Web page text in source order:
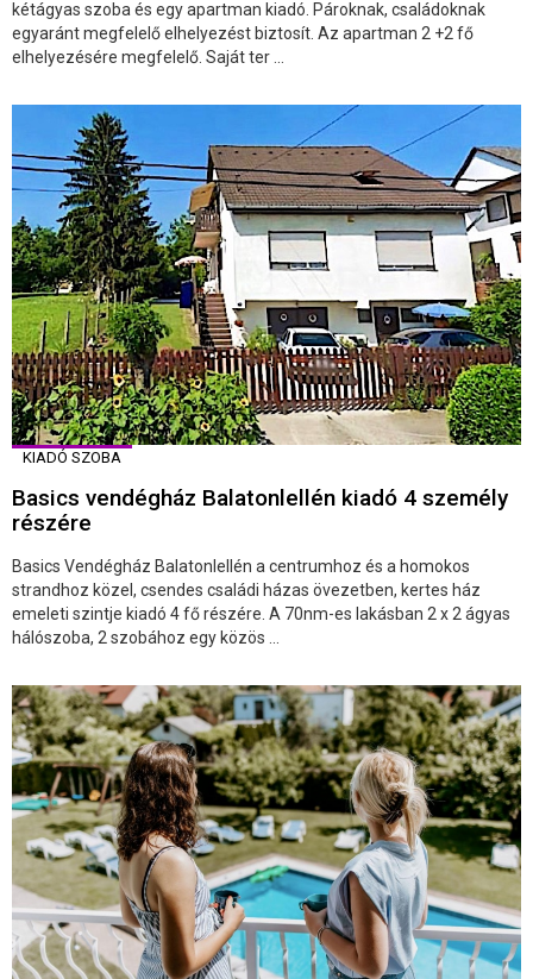
kétágyas szoba és egy apartman kiadó. Pároknak, családoknak
egyaránt megfelelő elhelyezést biztosít. Az apartman 2 +2 fő
elhelyezésére megfelelő. Saját ter ...
KIADÓ SZOBA
Basics vendégház Balatonlellén kiadó 4 személy
részére
Basics Vendégház Balatonlellén a centrumhoz és a homokos
strandhoz közel, csendes családi házas övezetben, kertes ház
emeleti szintje kiadó 4 fő részére. A 70nm-es lakásban 2 x 2 ágyas
hálószoba, 2 szobához egy közös ...